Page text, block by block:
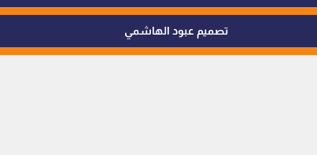
تصميم عبود الهاشمي